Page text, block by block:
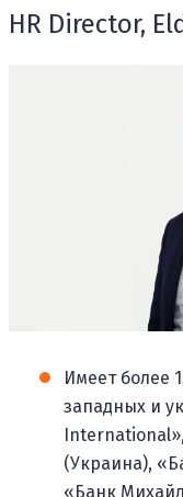
HR Director,
Имеет более
западных и
(Украина),
«Банк